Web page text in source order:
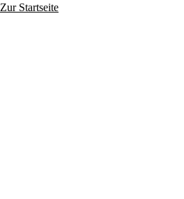
Zur Startseite